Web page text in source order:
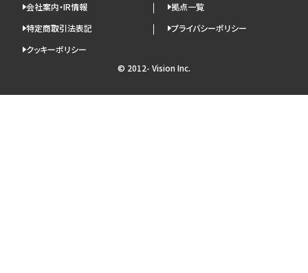
会社案内・IR情報
拠点一覧
特定商取引法表記
プライバシーポリシー
クッキーポリシー
© 2012- Vision Inc.